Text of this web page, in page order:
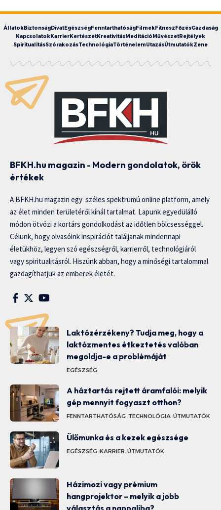
ÁllatokBiztonságDivatEgészségFenntarthatóságFilmekFitneszFőzésGazdaság
KapcsolatokKarrierKertészetKreativitásMeditációMűvészetRejtélyek
SpiritualitásSzórakozásTechnológiaTörténelemUtazásÚtmutatókZene
BFKH.hu magazin - Modern gondolatok, örök
értékek
A BFKH.hu magazin egy széles spektrumú online platform, amely
az élet minden területéről kínál tartalmat. Lapunk egyedülálló
módon ötvözi a kortárs gondolkodást az időtlen bölcsességgel.
Célunk, hogy olvasóink inspirációt találjanak mindennapi
életükhöz, legyen szó egészségről, karrierről, technológiáról
vagy spiritualitásról. Hiszünk abban, hogy a minőségi tartalommal
gazdagíthatjuk az emberek életét.
Laktózérzékeny? Tudja meg, hogy a
laktózmentes étkeztetés valóban
megoldja-e a problémáját
EGÉSZSÉG
A háztartás rejtett áramfalói: melyik
gép mennyit fogyaszt otthon?
FENNTARTHATÓSÁG TECHNOLÓGIA ÚTMUTATÓK
Ülőmunka és a kezek egészsége
EGÉSZSÉG KARRIER ÚTMUTATÓK
Házimozi vagy prémium
hangprojektor – melyik a jobb
választás a nappaliba?